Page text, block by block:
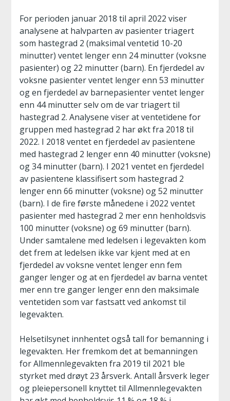
For perioden januar 2018 til april 2022 viser
analysene at halvparten av pasienter triagert
som hastegrad 2 (maksimal ventetid 10-20
minutter) ventet lenger enn 24 minutter (voksne
pasienter) og 22 minutter (barn). En fjerdedel av
voksne pasienter ventet lenger enn 53 minutter
og en fjerdedel av barnepasienter ventet lenger
enn 44 minutter selv om de var triagert til
hastegrad 2. Analysene viser at ventetidene for
gruppen med hastegrad 2 har økt fra 2018 til
2022. I 2018 ventet en fjerdedel av pasientene
med hastegrad 2 lenger enn 40 minutter (voksne)
og 34 minutter (barn). I 2021 ventet en fjerdedel
av pasientene klassifisert som hastegrad 2
lenger enn 66 minutter (voksne) og 52 minutter
(barn). I de fire første månedene i 2022 ventet
pasienter med hastegrad 2 mer enn henholdsvis
100 minutter (voksne) og 69 minutter (barn).
Under samtalene med ledelsen i legevakten kom
det frem at ledelsen ikke var kjent med at en
fjerdedel av voksne ventet lenger enn fem
ganger lenger og at en fjerdedel av barna ventet
mer enn tre ganger lenger enn den maksimale
ventetiden som var fastsatt ved ankomst til
legevakten.
Helsetilsynet innhentet også tall for bemanning i
legevakten. Her fremkom det at bemanningen
for Allmennlegevakten fra 2019 til 2021 ble
styrket med drøyt 23 årsverk. Antall årsverk leger
og pleiepersonell knyttet til Allmennlegevakten